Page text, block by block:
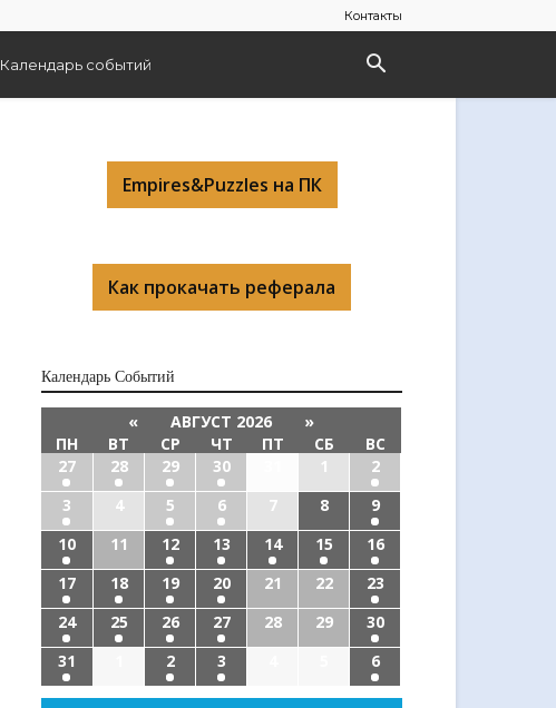
Контакты
Календарь событий
Empires&Puzzles на ПК
Как прокачать реферала
Календарь Cобытий
« АВГУСТ 2026
»
ПН
ВТ СР ЧТ ПТ СБ
ВС
27
28 29 30 1
2
3
4 5 6 7 8
9
10
11 12 13 14 15
16
17
18 19 20 21 22
23
24
25 26 27 28 29
30
31
2 3 6